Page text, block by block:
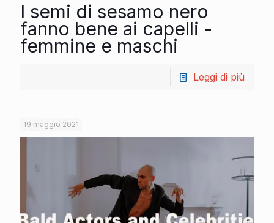
I semi di sesamo nero
fanno bene ai capelli -
femmine e maschi
Leggi di più
19 maggio 2021